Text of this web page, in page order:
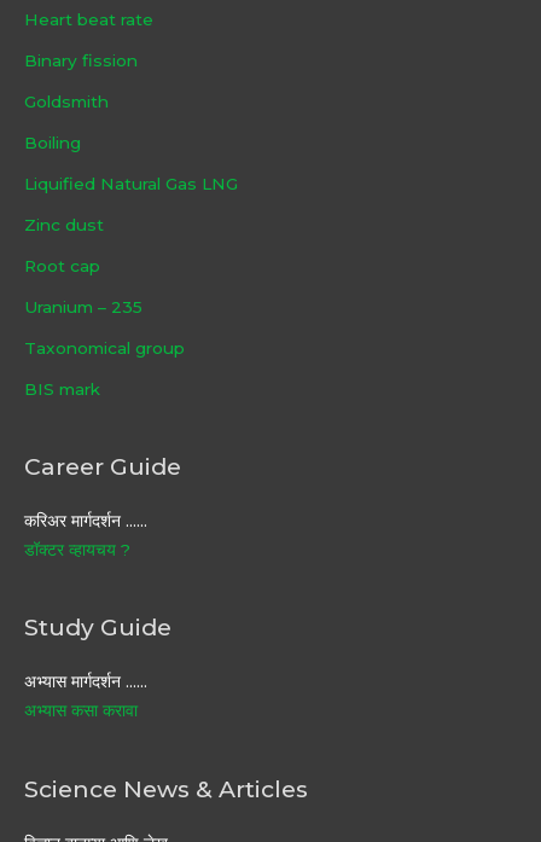
Heart beat rate
Binary fission
Goldsmith
Boiling
Liquified Natural Gas LNG
Zinc dust
Root cap
Uranium – 235
Taxonomical group
BIS mark
Career Guide
करिअर मार्गदर्शन ……
डॉक्टर व्हायचय ?
Study Guide
अभ्यास मार्गदर्शन ……
अभ्यास कसा करावा
Science News & Articles